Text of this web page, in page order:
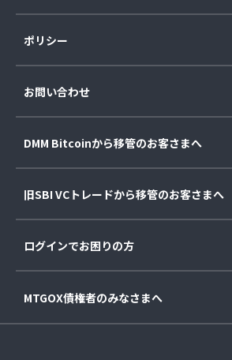
ポリシー
お問い合わせ
DMM Bitcoinから移管のお客さまへ
旧SBI VCトレードから移管のお客さまへ
ログインでお困りの方
MTGOX債権者のみなさまへ